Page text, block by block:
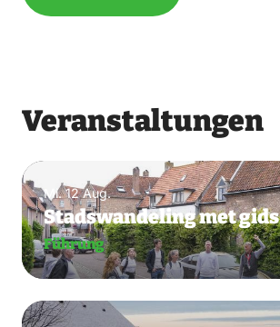
Veranstaltungen
Mi. 12 Aug.
Stadswandeling met gids
Führung